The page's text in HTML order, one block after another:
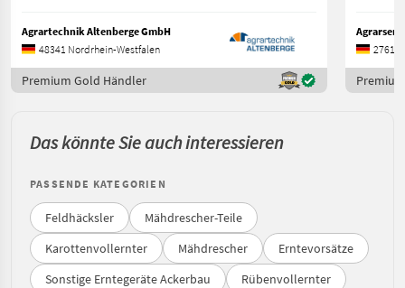
Agrartechnik Altenberge GmbH
48341 Nordrhein-Westfalen
Premium Gold Händler
27612
Das könnte Sie auch interessieren
PASSENDE KATEGORIEN
Feldhäcksler
Mähdrescher-Teile
Karottenvollernter
Mähdrescher
Erntevorsätze
Sonstige Erntegeräte Ackerbau
Rübenvollernter